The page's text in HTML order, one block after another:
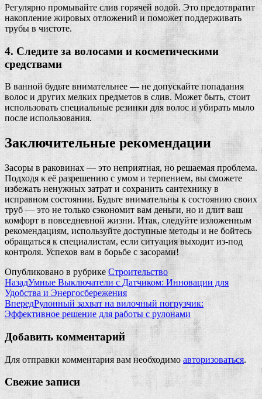
Регулярно промывайте слив горячей водой. Это предотвратит
накопление жировых отложений и поможет поддерживать
трубы в чистоте.
4. Следите за волосами и косметическими
средствами
В ванной будьте внимательнее — не допускайте попадания
волос и других мелких предметов в слив. Может быть, стоит
использовать специальные резинки для волос и убирать мыло
после использования.
Заключительные рекомендации
Засоры в раковинах — это неприятная, но решаемая проблема.
Подходя к её разрешению с умом и терпением, вы сможете
избежать ненужных затрат и сохранить сантехнику в
исправном состоянии. Будьте внимательны к состоянию своих
труб — это не только сэкономит вам деньги, но и длит ваш
комфорт в повседневной жизни. Итак, следуйте изложенным
рекомендациям, используйте доступные методы и не бойтесь
обращаться к специалистам, если ситуация выходит из-под
контроля. Успехов вам в борьбе с засорами!
Опубликовано в рубрикеСтроительство
НазадУмные Выключатели с Датчиком: Инновации для
Удобства и Энергосбережения
ВпередРулонный захват на вилочный погрузчик:
Эффективное решение для работы с рулонами
Добавить комментарий
Для отправки комментария вам необходимо авторизоваться.
Свежие записи